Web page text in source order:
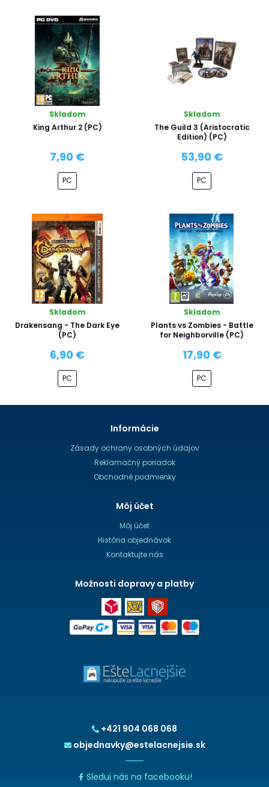
Skladom
King Arthur 2 (PC)
7,90 €
PC
Skladom
The Guild 3 (Aristocratic
Edition) (PC)
53,90 €
PC
Skladom
Drakensang - The Dark Eye
(PC)
6,90 €
PC
Skladom
Plants vs Zombies - Battle
for Neighborville (PC)
17,90 €
PC
+421 904 068 068
objednavky@estelacnejsie.sk
Sleduj nás na facebooku!
Informácie
Zásady ochrany osobných údajov
Reklamačný poriadok
Obchodné podmienky
Môj účet
Môj účet
História objednávok
Kontaktujte nás
Možnosti dopravy a platby